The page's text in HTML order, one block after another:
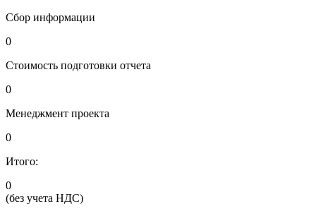
Сбор информации
0
Стоимость подготовки отчета
0
Менеджмент проекта
0
Итого:
0
(без учета НДС)